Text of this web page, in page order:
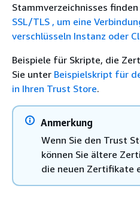
Stammverzeichnisses
SSL/TLS , um eine
verschlüsseln Instanz oder
Beispiele für Skripte, die
Sie unter Beispielskript für
in Ihren Trust Store.
Anmerkung
Wenn Sie den Trust
können Sie ältere
die neuen Zertifikate